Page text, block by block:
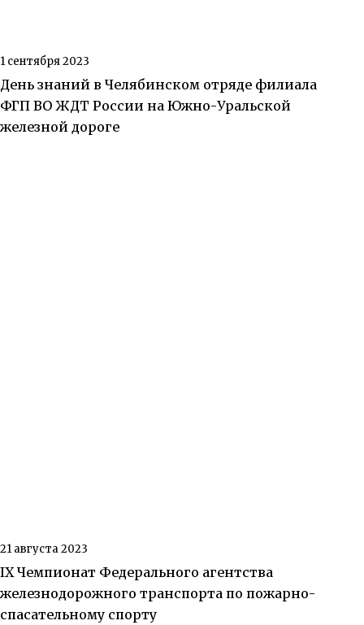
1 сентября 2023
День знаний в Челябинском отряде филиала
ФГП ВО ЖДТ России на Южно-Уральской
железной дороге
21 августа 2023
IX Чемпионат Федерального агентства
железнодорожного транспорта по пожарно-
спасательному спорту